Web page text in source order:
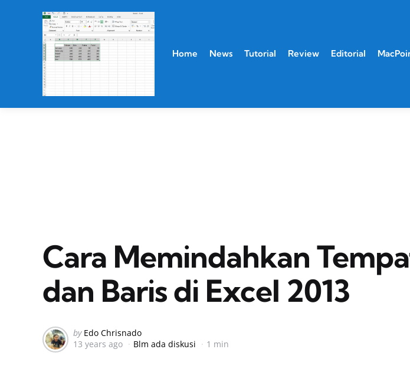
Home News Tutorial Review Editorial
Cara Memindahkan
dan Baris di Excel 2013
Posted
by
by Edo Chrisnado
13 years ago
Blm ada diskusi 1 min